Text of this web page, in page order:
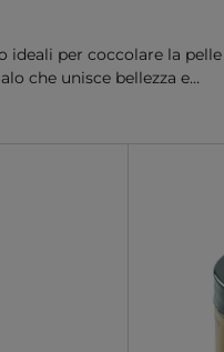
ideali per coccolare la pelle
che unisce bellezza e